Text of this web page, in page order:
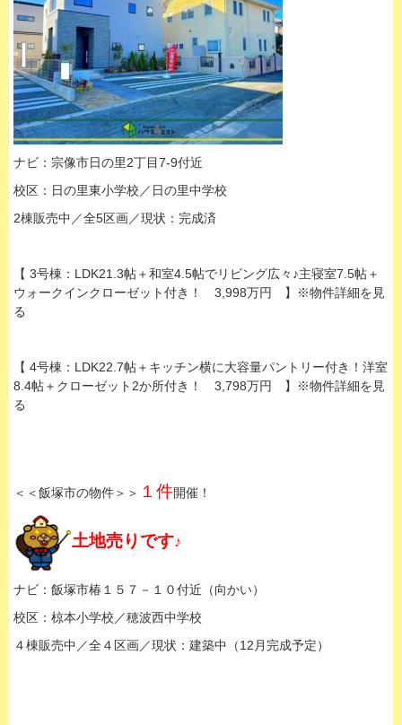
ナビ：宗像市日の里2丁目7-9付近
校区：日の里東小学校／日の里中学校
2棟販売中／全5区画／現状：完成済
【 3号棟：LDK21.3帖＋和室4.5帖でリビング広々♪主寝室7.5帖＋
ウォークインクローゼット付き！ 3,998万円 】※物件詳細を見
る
【 4号棟：LDK22.7帖＋キッチン横に大容量パントリー付き！洋室
8.4帖＋クローゼット2か所付き！ 3,798万円 】※物件詳細を見
る
＜＜飯塚市の物件＞＞ １件開催！
土地売りです♪
ナビ：飯塚市椿１５７－１０付近（向かい）
校区：椋本小学校／穂波西中学校
４棟販売中／全４区画／現状：建築中（12月完成予定）